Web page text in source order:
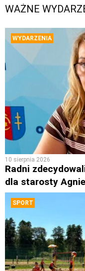
WAŻNE
WYDARZENIA
10 sierpnia 2026
Radni
dla starosty
SPORT